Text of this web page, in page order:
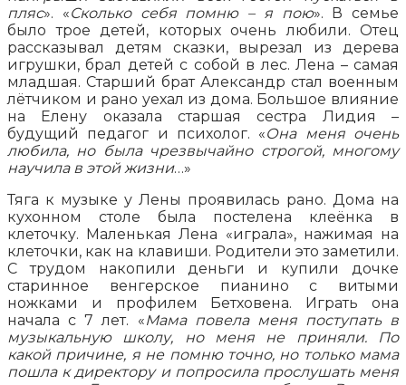
пляс». «Сколько себя помню – я пою». В семье
было трое детей, которых очень любили. Отец
рассказывал детям сказки, вырезал из дерева
игрушки, брал детей с собой в лес. Лена – самая
младшая. Старший брат Александр стал военным
лётчиком и рано уехал из дома. Большое влияние
на Елену оказала старшая сестра Лидия –
будущий педагог и психолог. «Она меня очень
любила, но была чрезвычайно строгой, многому
научила в этой жизни…»
Тяга к музыке у Лены проявилась рано. Дома на
кухонном столе была постелена клеёнка в
клеточку. Маленькая Лена «играла», нажимая на
клеточки, как на клавиши. Родители это заметили.
С трудом накопили деньги и купили дочке
старинное венгерское пианино с витыми
ножками и профилем Бетховена. Играть она
начала с 7 лет. «Мама повела меня поступать в
музыкальную школу, но меня не приняли. По
какой причине, я не помню точно, но только мама
пошла к директору и попросила прослушать меня